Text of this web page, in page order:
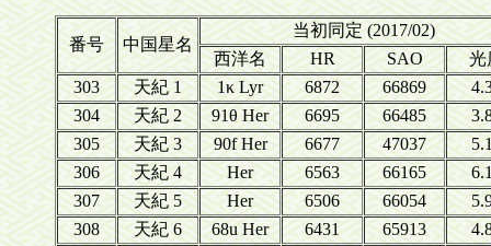
番号 中国星名
当初同定 (2017/02)
西洋名
HR SAO
光
303
天紀 1 1κ Lyr 6872 66869
304
天紀 2 91θ Her 6695 66485
305
天紀 3 90f Her 6677 47037
306
天紀 4 Her 6563 66165
307
天紀 5 Her 6506 66054
308
天紀 6 68u Her 6431 65913